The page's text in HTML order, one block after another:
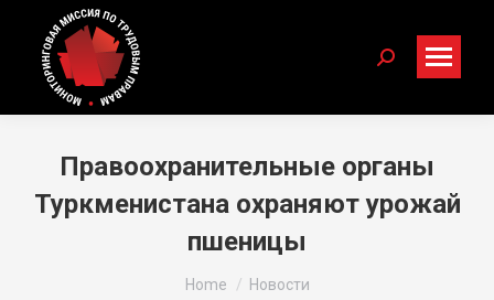
Search:
Правоохранительные органы
Туркменистана охраняют урожай
пшеницы
Home
Новости